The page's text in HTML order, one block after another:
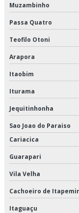
Orçamento de
Orçamento de
Orçamento de
Orçamento de
Orçamento de
Orçamento de
Orçamento de
Orçamento de
Muzambinho
Passa Quatro
Teofilo Otoni
Arapora
Itaobim
Iturama
Jequitinhonha
Sao Joao do Paraiso
Cariacica
Guarapari
Vila Velha
Cachoeiro de
Itaguaçu